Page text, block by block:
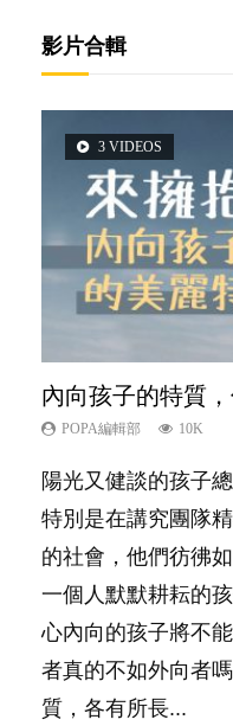
影片合輯
3 VIDEOS
內向孩子的特質
POPA編輯部 10K
陽光又健談的孩子
特別是在講究團隊
的社會，他們彷彿
一個人默默耕耘的
心內向的孩子將不
者真的不如外向者
質，各有所長...
2 VIDEOS
想孩子學好外語
POPA編輯部 9.9K
有人話學多種語言
間太多語言，會令
非？聽聽專家怎樣
5 VIDEOS
夫妻必看！經營婚
POPA編輯部 22.9K
你是不是也曾經以
然能走到白頭，但
料？ 經營婚姻，不
是大家說得那麼難
6 VIDEOS
孩子能力天注定？
POPA編輯部 7.9K
很多父母都希望孩
太差，日常自理井
一，還是魚與熊掌
6 VIDEOS
愛孩子也別忘了
己的身心靈？
照顧孩子衣食住行
要陪玩製造親子時
務……當父母的，有
一樣重要至極的，
和心理健康。...